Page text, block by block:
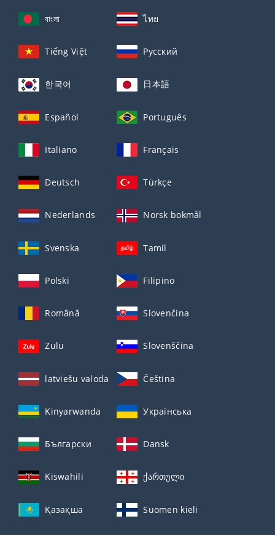
বাংলা ไทย
Tiếng Việt Русский
한국어 日本語
Español Português
Italiano Français
Deutsch Türkçe
Nederlands Norsk bokmål
Svenska Tamil
Polski Filipino
Română Slovenčina
Zulu Slovenščina
latviešu valoda Čeština
Kinyarwanda Українська
Български Dansk
Kiswahili ქართული
Қазақша Suomen kieli